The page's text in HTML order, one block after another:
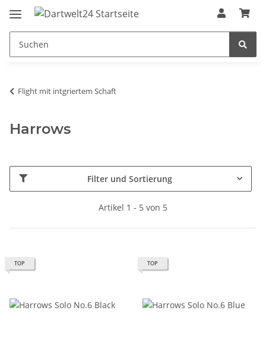
Flight mit intgriertem Schaft
Harrows
Filter und Sortierung
Artikel 1 - 5 von 5
TOP TOP